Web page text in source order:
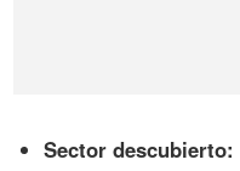
Sector descubierto: